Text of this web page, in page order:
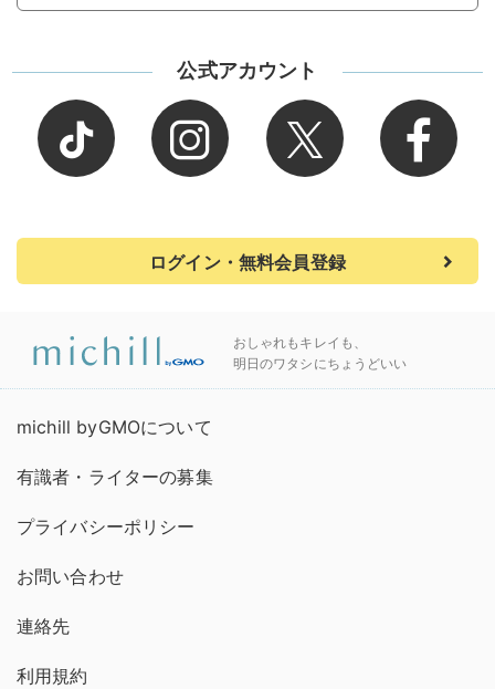
公式アカウント
ログイン・無料会員登録
おしゃれもキレイも、
明日のワタシにちょうどいい
michill byGMOについて
有識者・ライターの募集
プライバシーポリシー
お問い合わせ
連絡先
利用規約